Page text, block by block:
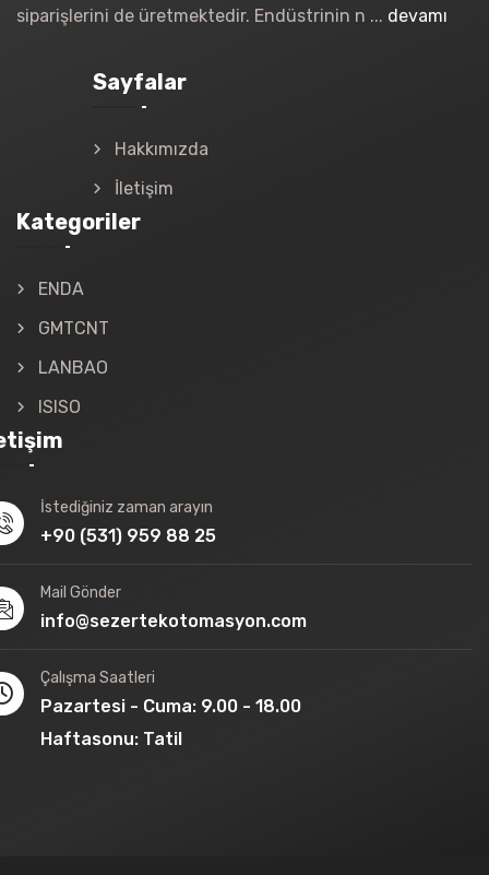
siparişlerini de üretmektedir. Endüstrinin n ... devamı
Sayfalar
Hakkımızda
İletişim
Kategoriler
ENDA
GMTCNT
LANBAO
ISISO
İstediğiniz zaman arayın
+90 (531) 959 88 25
Mail Gönder
info@sezertekotomasyon.com
Çalışma Saatleri
Pazartesi - Cuma: 9.00 - 18.00
Haftasonu: Tatil